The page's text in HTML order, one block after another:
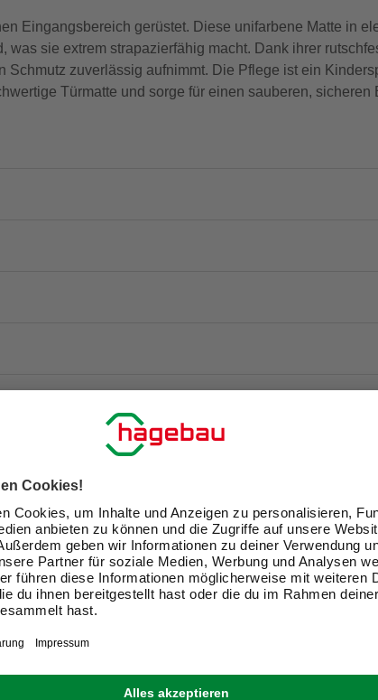
Eingangsbereich gerüstet. Diese unifarbene Matte in
sie extrem strapazierfähig macht. Dank ihrer
zuverlässig aufnimmt. Die Pflege ist ein
Türmatte und sorge für einen sauberen, sicheren